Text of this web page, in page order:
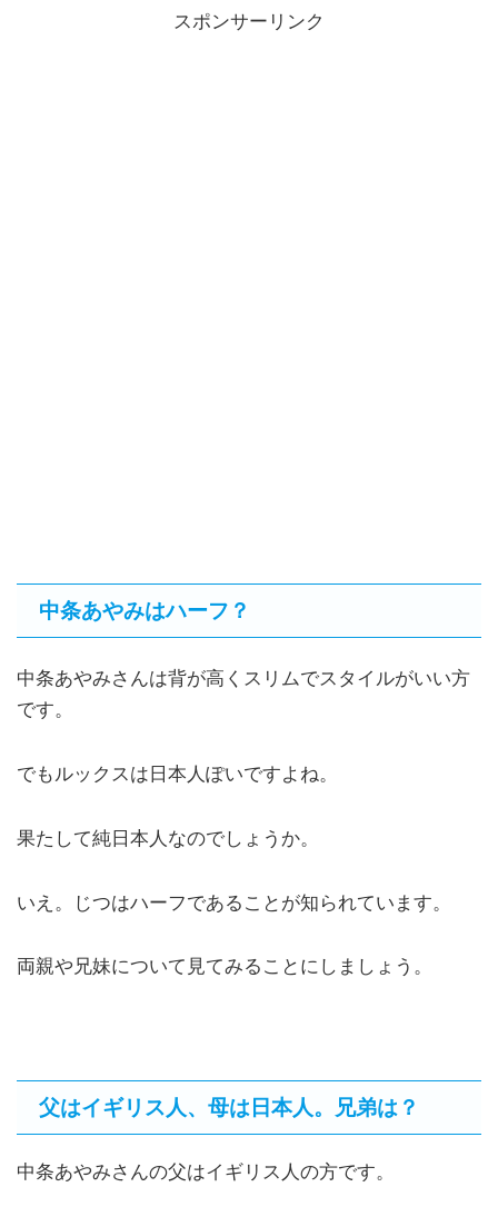
スポンサーリンク
中条あやみはハーフ？
中条あやみさんは背が高くスリムでスタイルがいい方
です。
でもルックスは日本人ぽいですよね。
果たして純日本人なのでしょうか。
いえ。じつはハーフであることが知られています。
両親や兄妹について見てみることにしましょう。
父はイギリス人、母は日本人。兄弟は？
中条あやみさんの父はイギリス人の方です。